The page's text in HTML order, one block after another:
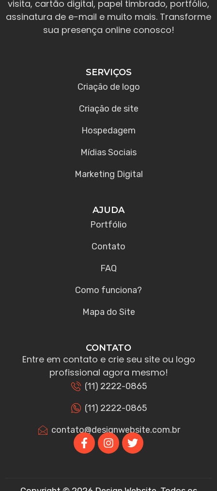
visita, cartão digital, papel timbrado, portfólio,
assinatura de e-mail e muito mais. Transforme
sua presença online conosco!
SERVIÇOS
Criação de logo
Criação de site
Hospedagem
Mídias Sociais
Marketing Digital
AJUDA
Portfólio
Contato
FAQ
Como funciona?
Mapa do Site
CONTATO
Entre em contato e crie seu site ou logo
profissional agora mesmo!
(11) 2222-0865
(11) 2222-0865
contato@designwebsite.com.br